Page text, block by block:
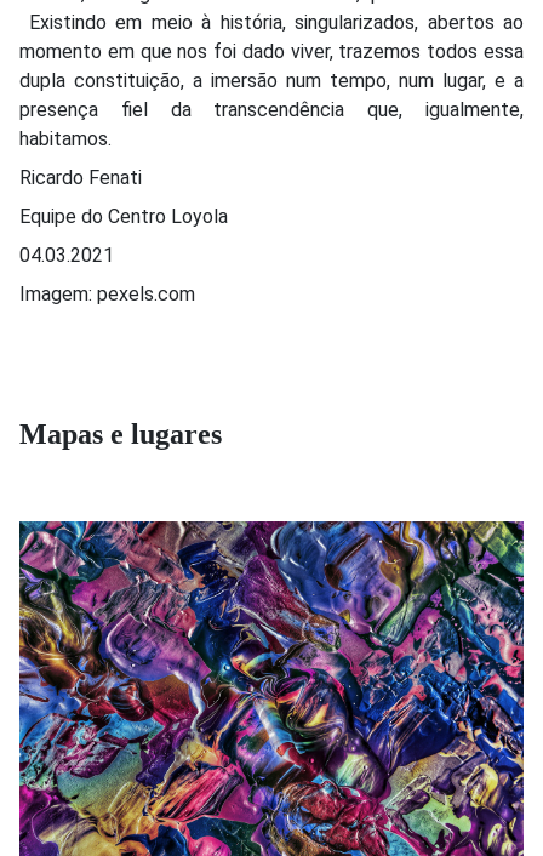
Existindo em meio à história, singularizados, abertos ao
momento em que nos foi dado viver, trazemos todos essa
dupla constituição, a imersão num tempo, num lugar, e a
presença fiel da transcendência que, igualmente,
habitamos.
Ricardo Fenati
Equipe do Centro Loyola
04.03.2021
Imagem: pexels.com
Mapas e lugares